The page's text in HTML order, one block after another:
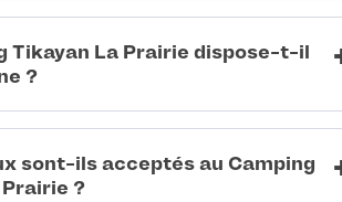
Tikayan La Prairie dispose-t-il
?
sont-ils acceptés au Camping
?